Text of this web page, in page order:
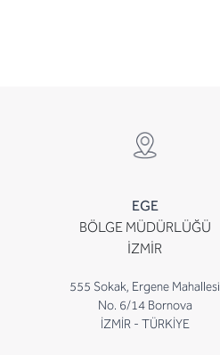
EGE
BÖLGE MÜDÜRLÜĞÜ
İZMİR
555 Sokak, Ergene Mahallesi
No. 6/14 Bornova
İZMİR - TÜRKİYE